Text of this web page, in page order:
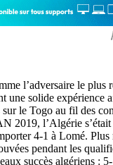
l’adversaire le plus
une solide expérience
sur le Togo au fil des
2019, l’Algérie s’était
4-1 à Lomé. Plus
pendant les
succès algériens :